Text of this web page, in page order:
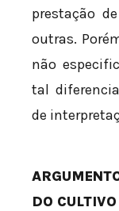
prestação
outras.
não
tal
de
DO